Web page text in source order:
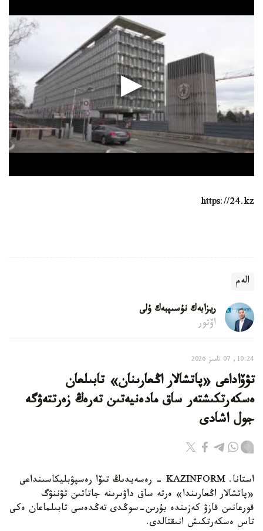
https://24.kz
الەم
ريزابەك نۇسىپبەك ۇلى
اۆتور
10:24, 07 تامىز 2026
تۋۆاداعى «پاتشالار اڭعارىنان» تابىلعان
ەسكەرتكىشتەر ساق مادەنيەتىن تەرەڭ زەرتتەۋگە
جول اشادى
استانا. KAZINFORM - رەسەيدىڭ تىۆا رەسپۋبليكاسىنداعى
«پاتشالار اڭعارىندا» ەرتە ساق داۋىرىنە جاتاتىن تۋننۋگ
قورعانىن قازۋ كەزىندە بۇرىن-سوڭدى تەڭدەسى تابىلماعان ەكى
تاس ەسكەرتكىش انىقتالدى.